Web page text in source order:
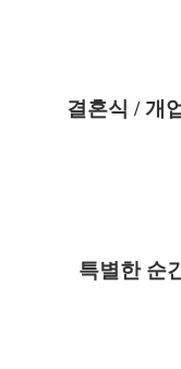
결혼식 /개
특별한 순